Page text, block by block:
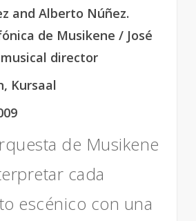
and Alberto Núñez.
de Musikene / José
director
Kursaal
de Musikene
cada
escénico con una